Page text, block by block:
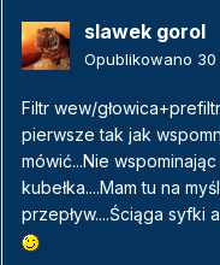
slawek gorol
Opublikowano 30
Filtr wew/
pierwsze tak jak
mówić...Nie
kubełka....Mam tu na
przepływ....Ściąga syfki